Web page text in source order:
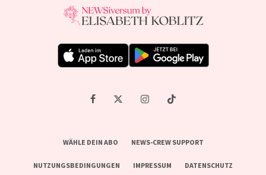
WÄHLE DEIN ABO NEWS-CREW SUPPORT
NUTZUNGSBEDINGUNGEN IMPRESSUM DATENSCHUTZ